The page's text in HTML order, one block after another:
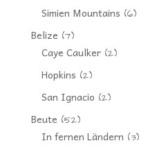
Simien Mountains (6)
Belize (7)
Caye Caulker(2)
Hopkins (2)
San Ignacio (2)
Beute (52)
In fernen Ländern (3)